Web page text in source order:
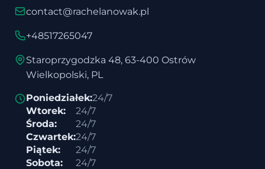
contact@rachelanowak.pl
+48517265047
Staroprzygodzka 48, 63-400 Ostrów
Wielkopolski, PL
Poniedziałek:24/7
Wtorek:
24/7
Środa:
24/7
Czwartek:24/7
Piątek:
24/7
Sobota:
24/7